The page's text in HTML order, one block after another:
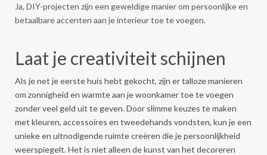
Ja, DIY-projecten zijn een geweldige manier om persoonlijke en
betaalbare accenten aan je interieur toe te voegen.
Laat je creativiteit schijnen
Als je net je eerste huis hebt gekocht, zijn er talloze manieren
om zonnigheid en warmte aan je woonkamer toe te voegen
zonder veel geld uit te geven. Door slimme keuzes te maken
met kleuren, accessoires en tweedehands vondsten, kun je een
unieke en uitnodigende ruimte creëren die je persoonlijkheid
weerspiegelt. Het is niet alleen de kunst van het decoreren